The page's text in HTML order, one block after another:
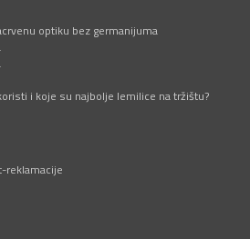
optiku bez germanijuma
i koje su najbolje lemilice na tržištu?
reklamacije